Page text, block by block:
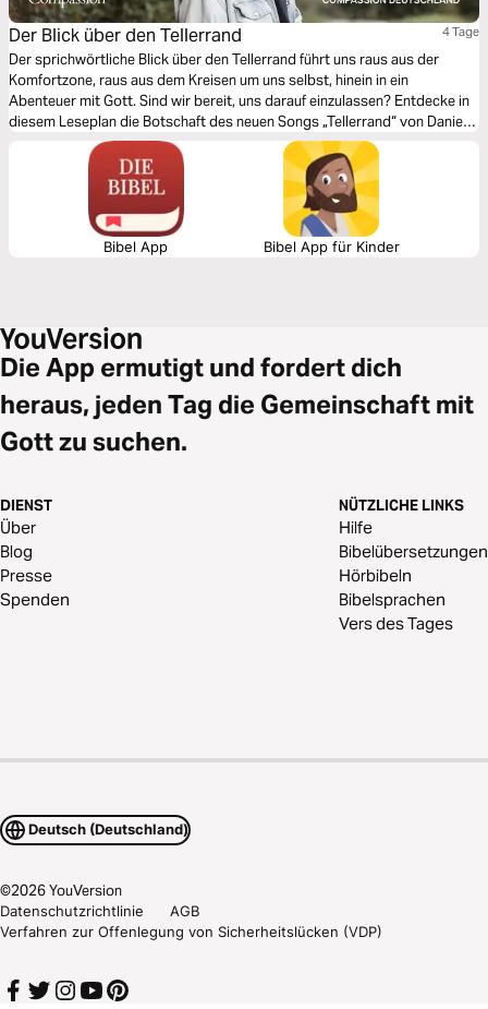
Der Blick über den Tellerrand 4 Tage
Der sprichwörtliche Blick über den Tellerrand führt uns raus aus der
Komfortzone, raus aus dem Kreisen um uns selbst, hinein in ein
Abenteuer mit Gott. Sind wir bereit, uns darauf einzulassen? Entdecke in
diesem Leseplan die Botschaft des neuen Songs „Tellerrand“ von Daniel
Harter und mach dich mit auf den Weg. Zum Anhören und Selberlesen.
Autor: Daniel Harter, Lobpreismusiker und Compassion-Botschafter
Bibel App Bibel App für Kinder
Die App ermutigt und fordert dich
heraus, jeden Tag die Gemeinschaft mit
Gott zu suchen.
DIENST
Über
Blog
Presse
Spenden
NÜTZLICHE LINKS
Hilfe
Bibelübersetzungen
Hörbibeln
Bibelsprachen
Vers des Tages
Deutsch (Deutschland)
©2026YouVersion
Datenschutzrichtlinie
AGB
Verfahren zur Offenlegung von Sicherheitslücken (VDP)